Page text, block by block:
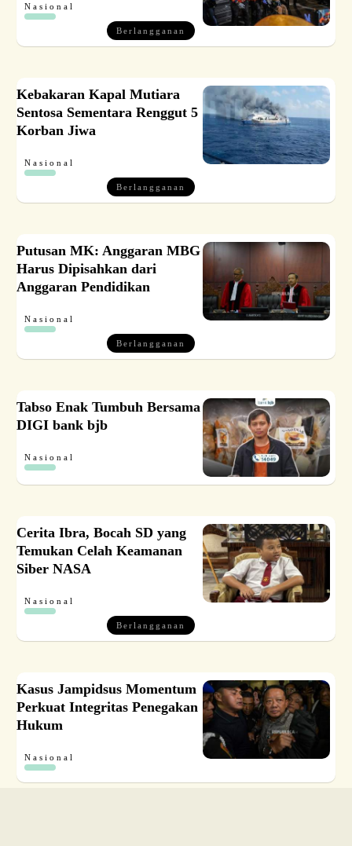
Nasional
Berlangganan
Kebakaran Kapal Mutiara
Sentosa Sementara Renggut 5
Korban Jiwa
Nasional
Berlangganan
Putusan MK: Anggaran MBG
Harus Dipisahkan dari
Anggaran Pendidikan
Nasional
Berlangganan
Tabso Enak Tumbuh Bersama
DIGI bank bjb
Nasional
Cerita Ibra, Bocah SD yang
Temukan Celah Keamanan
Siber NASA
Nasional
Berlangganan
Kasus Jampidsus Momentum
Perkuat Integritas Penegakan
Hukum
Nasional